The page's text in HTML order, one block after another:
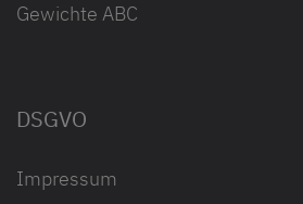
Gewichte ABC
DSGVO
Impressum